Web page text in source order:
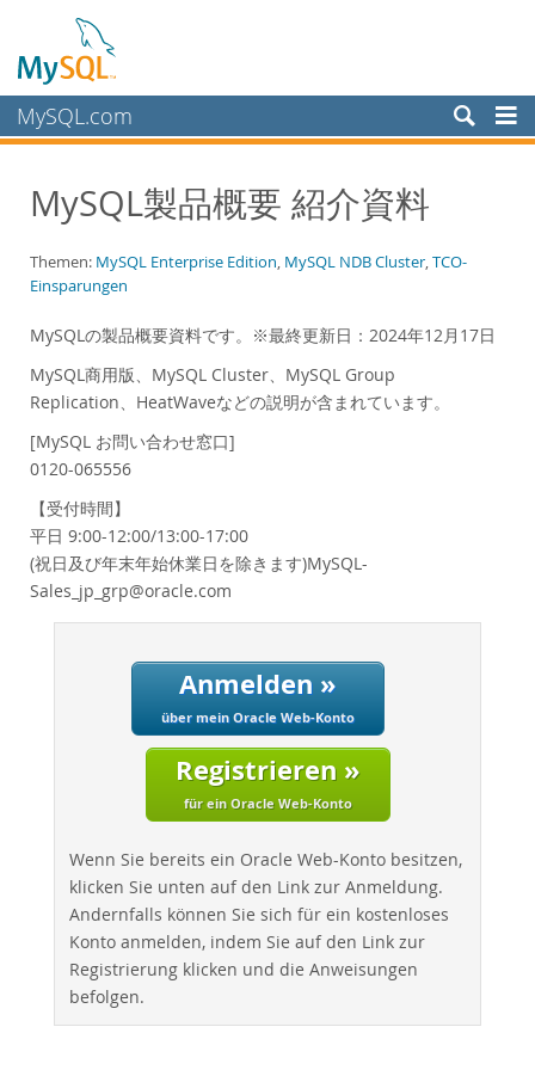
MySQL.com
Schulung, Beratung, Support
Kunden
Warum MySQL?
White Papers
Presentations
Videos
Case Studies
Books
Performance
Benchmarks
Entwickler-Bereich
MySQL製品概要 紹介資料
Themen: MySQL Enterprise Edition, MySQL NDB Cluster,TCO-
Einsparungen
MySQLの製品概要資料です。※最終更新日：2024年12月17日
MySQL商用版、MySQL Cluster、MySQL Group
Replication、HeatWaveなどの説明が含まれています。
[MySQL お問い合わせ窓口]
0120-065556
【受付時間】
平日 9:00-12:00/13:00-17:00
(祝日及び年末年始休業日を除きます)MySQL-
Sales_jp_grp@oracle.com
Anmelden »
über mein Oracle Web-Konto
Registrieren »
für ein Oracle Web-Konto
Wenn Sie bereits ein Oracle Web-Konto besitzen,
klicken Sie unten auf den Link zur Anmeldung.
Andernfalls können Sie sich für ein kostenloses
Konto anmelden, indem Sie auf den Link zur
Registrierung klicken und die Anweisungen
befolgen.